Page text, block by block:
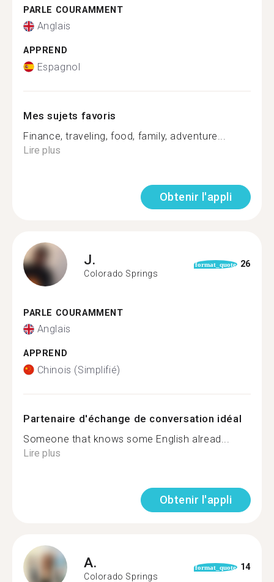
PARLE COURAMMENT
Anglais
APPREND
Espagnol
Mes sujets favoris
Finance, traveling, food, family, adventure...
Lire plus
Obtenir l'appli
J.
Colorado Springs
format_quote 26
PARLE COURAMMENT
Anglais
APPREND
Chinois (Simplifié)
Partenaire d'échange de conversation idéal
Someone that knows some English alread...
Lire plus
Obtenir l'appli
A.
Colorado Springs
format_quote 14